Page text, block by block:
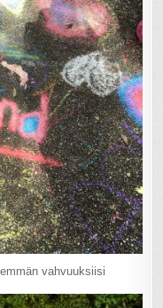
vahvuuksiisi